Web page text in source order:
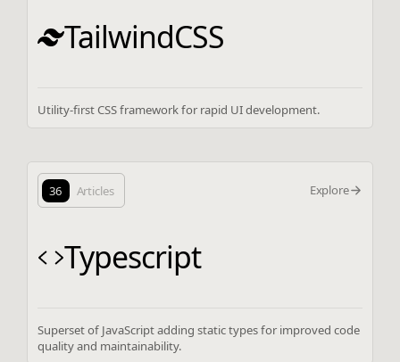
TailwindCSS
Utility-first CSS framework for rapid UI development.
36 Articles Explore
Typescript
Superset of JavaScript adding static types for improved code
quality and maintainability.